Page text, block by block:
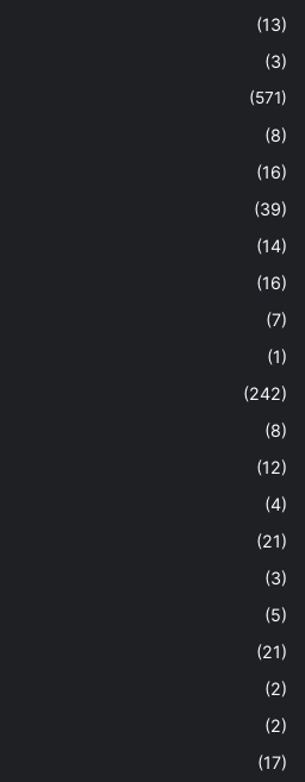
(13)
(3)
(571)
(8)
(16)
(39)
(14)
(16)
(7)
(1)
(242)
(8)
(12)
(4)
(21)
(3)
(5)
(21)
(2)
(2)
(17)